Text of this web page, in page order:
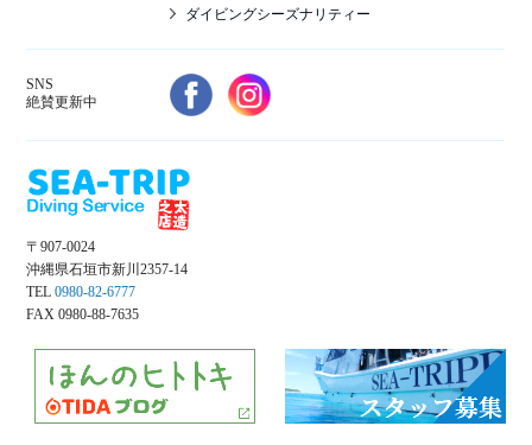
ダイビングシーズナリティー
SNS
絶賛更新中
〒907-0024
沖縄県石垣市新川2357-14
TEL 0980-82-6777
FAX 0980-88-7635